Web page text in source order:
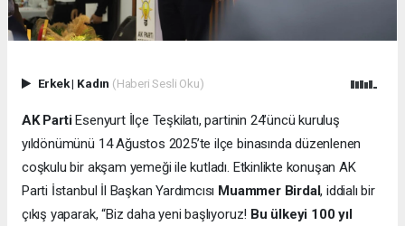
Erkek| Kadın (Haberi Sesli Oku)
AK PartiEsenyurt İlçe Teşkilatı, partinin 24’üncü kuruluş
yıldönümünü 14 Ağustos 2025’te ilçe binasında düzenlenen
coşkulu bir akşam yemeği ile kutladı. Etkinlikte konuşan AK
Parti İstanbul İl Başkan Yardımcısı Muammer Birdal, iddialı bir
çıkış yaparak, “Biz daha yeni başlıyoruz! Bu ülkeyi 100 yıl